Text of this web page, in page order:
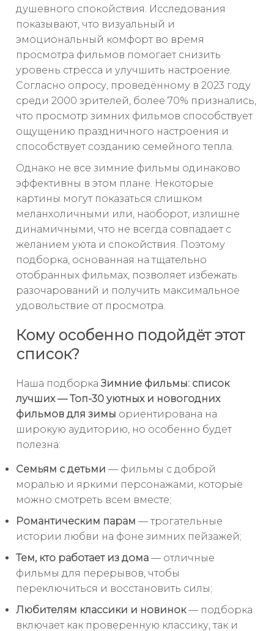
душевного спокойствия. Исследования
показывают, что визуальный и
эмоциональный комфорт во время
просмотра фильмов помогает снизить
уровень стресса и улучшить настроение.
Согласно опросу, проведённому в 2023 году
среди 2000 зрителей, более 70% признались,
что просмотр зимних фильмов способствует
ощущению праздничного настроения и
способствует созданию семейного тепла.
Однако не все зимние фильмы одинаково
эффективны в этом плане. Некоторые
картины могут показаться слишком
меланхоличными или, наоборот, излишне
динамичными, что не всегда совпадает с
желанием уюта и спокойствия. Поэтому
подборка, основанная на тщательно
отобранных фильмах, позволяет избежать
разочарований и получить максимальное
удовольствие от просмотра.
Кому особенно подойдёт этот
список?
Наша подборкаЗимние фильмы: список
лучших — Топ-30 уютных и новогодних
фильмов для зимы ориентирована на
широкую аудиторию, но особенно будет
полезна:
Семьям с детьми — фильмы с доброй
моралью и яркими персонажами, которые
можно смотреть всем вместе;
Романтическим парам — трогательные
истории любви на фоне зимних пейзажей;
Тем, кто работает из дома — отличные
фильмы для перерывов, чтобы
переключиться и восстановить силы;
Любителям классики и новинок— подборка
включает как проверенную классику, так и